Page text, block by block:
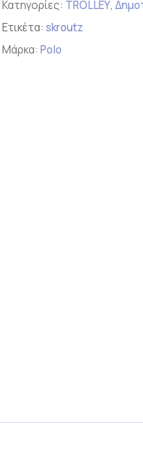
Κατηγορίες: TROLLEY,
Ετικέτα: skroutz
Μάρκα: Polo